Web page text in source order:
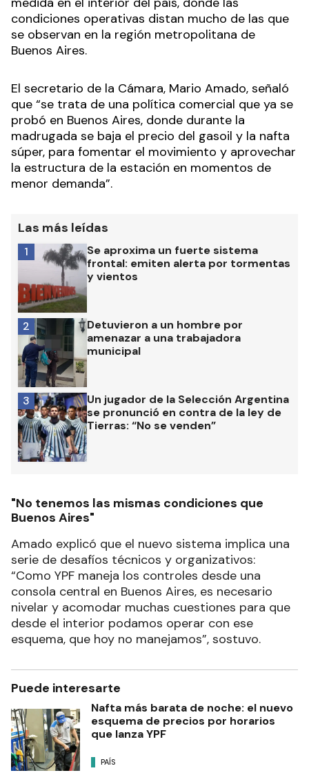
condiciones operativas distan mucho de las que
se observan en la región metropolitana de
Buenos Aires.
El secretario de la Cámara, Mario Amado, señaló
que “se trata de una política comercial que ya se
probó en Buenos Aires, donde durante la
madrugada se baja el precio del gasoil y la nafta
súper, para fomentar el movimiento y aprovechar
la estructura de la estación en momentos de
menor demanda”.
Las más leídas
Se aproxima un fuerte sistema
frontal: emiten alerta por tormentas
y vientos
1
Detuvieron a un hombre por
amenazar a una trabajadora
municipal
2
Un jugador de la Selección Argentina
se pronunció en contra de la ley de
Tierras: “No se venden”
3
"No tenemos las mismas condiciones que
Buenos Aires"
Amado explicó que el nuevo sistema implica una
serie de desafíos técnicos y organizativos:
“Como YPF maneja los controles desde una
consola central en Buenos Aires, es necesario
nivelar y acomodar muchas cuestiones para que
desde el interior podamos operar con ese
esquema, que hoy no manejamos”, sostuvo.
Puede interesarte
Nafta más barata de noche: el nuevo
esquema de precios por horarios
que lanza YPF
PAÍS